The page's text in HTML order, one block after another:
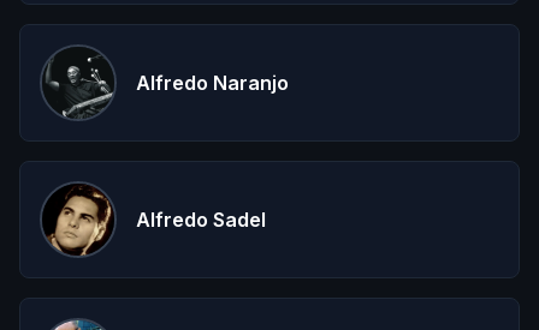
Alfredo Naranjo
Alfredo Sadel